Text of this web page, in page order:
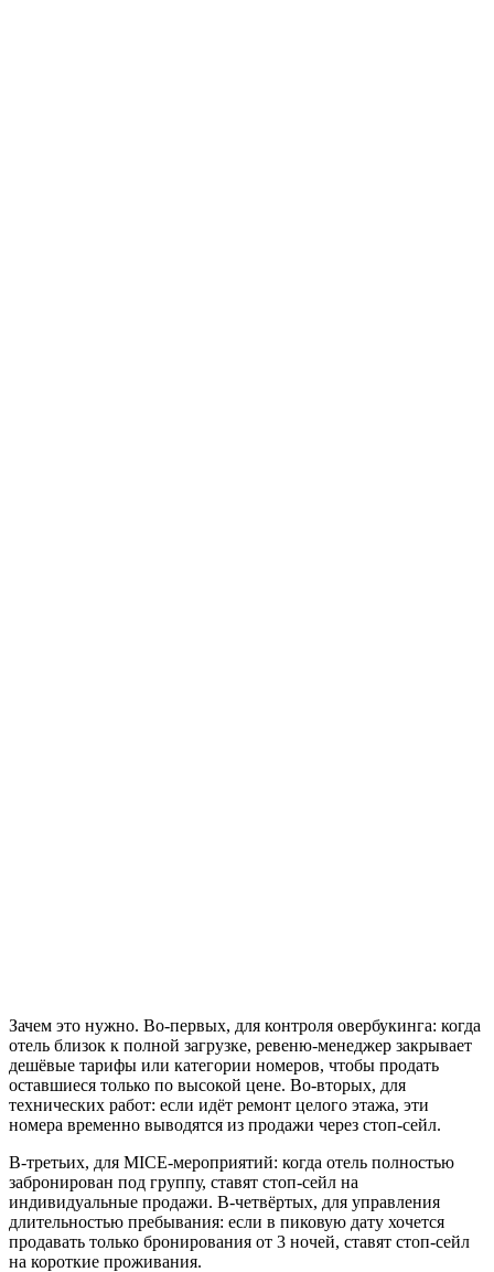
Зачем это нужно. Во-первых, для контроля овербукинга: когда
отель близок к полной загрузке, ревеню-менеджер закрывает
дешёвые тарифы или категории номеров, чтобы продать
оставшиеся только по высокой цене. Во-вторых, для
технических работ: если идёт ремонт целого этажа, эти
номера временно выводятся из продажи через стоп-сейл.
В-третьих, для MICE-мероприятий: когда отель полностью
забронирован под группу, ставят стоп-сейл на
индивидуальные продажи. В-четвёртых, для управления
длительностью пребывания: если в пиковую дату хочется
продавать только бронирования от 3 ночей, ставят стоп-сейл
на короткие проживания.